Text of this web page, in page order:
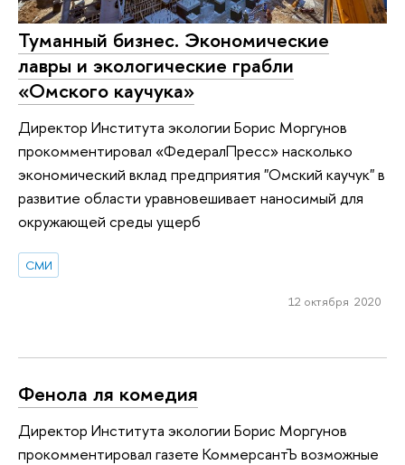
Туманный бизнес. Экономические
лавры и экологические грабли
«Омского каучука»
Директор Института экологии Борис Моргунов
прокомментировал «ФедералПресс» насколько
экономический вклад предприятия "Омский каучук" в
развитие области уравновешивает наносимый для
окружающей среды ущерб
СМИ
12 октября 2020
Фенола ля комедия
Директор Института экологии Борис Моргунов
прокомментировал газете КоммерсантЪ возможные